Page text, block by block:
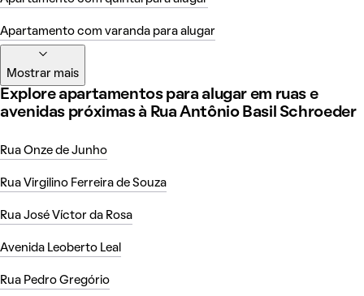
Apartamento com varanda para alugar
Mostrar mais
Explore apartamentos para alugar em ruas e
avenidas próximas à Rua Antônio Basil Schroeder
Rua Onze de Junho
Rua Virgilino Ferreira de Souza
Rua José Víctor da Rosa
Avenida Leoberto Leal
Rua Pedro Gregório